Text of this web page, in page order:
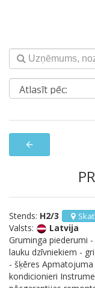
arrow_back
Stends: H2/3
Valsts:
Latvija
Gruminga piederumi
lauku dzīvniekiem -
- šķēres
kondicionieri